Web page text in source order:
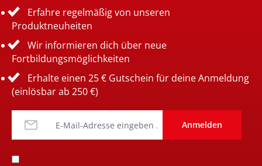
Erfahre regelmäßig von unseren
Produktneuheiten
Wir informieren dich über neue
Fortbildungsmöglichkeiten
Erhalte einen 25 € Gutschein für deine Anmeldung
(einlösbar ab 250 €)
Anmelden